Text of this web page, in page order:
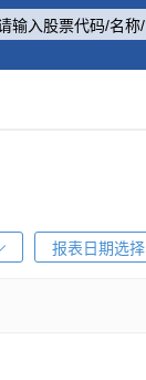
报表日期选择